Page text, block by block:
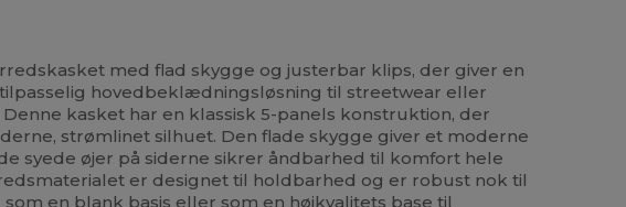
med flad skygge og justerbar klips, der giver en
hovedbeklædningsløsning til streetwear eller
kasket har en klassisk 5-panels konstruktion, der
strømlinet silhuet. Den flade skygge giver et moderne
syede øjer på siderne sikrer åndbarhed til komfort hele
er designet til holdbarhed og er robust nok til
en blank basis eller som en højkvalitets base til